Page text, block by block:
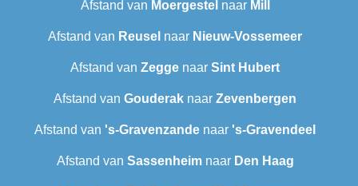
Afstand van Moergestel naar Mill
Afstand van Reusel naar Nieuw-Vossemeer
Afstand van Zegge naar Sint Hubert
Afstand van Gouderak naar Zevenbergen
Afstand van 's-Gravenzande naar 's-Gravendeel
Afstand van Sassenheimnaar Den Haag